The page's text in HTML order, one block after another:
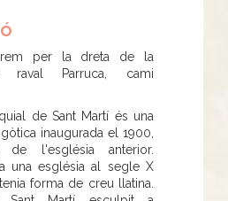
per la dreta de la
raval Parruca, cami
de Sant Martí és una
inaugurada el 1900,
de l'església anterior.
una església al segle X
forma de creu llatina.